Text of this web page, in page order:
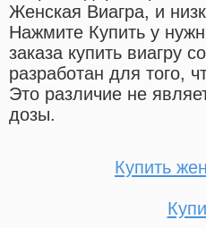
Женская Виагра, и
Нажмите Купить у
заказа купить виагру
разработан для того,
Это различие не
дозы.
Купить